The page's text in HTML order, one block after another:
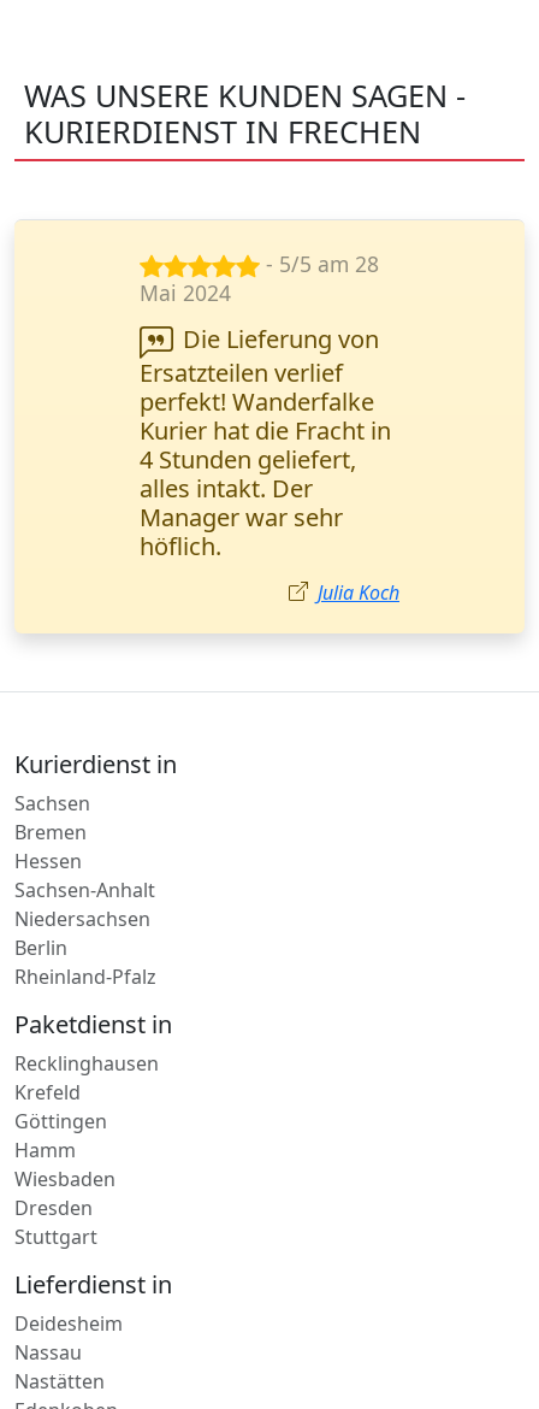
WAS UNSERE KUNDEN SAGEN -
KURIERDIENST IN FRECHEN
- 5/5 am 26
März 2024
Wanderfalke Kurier
hat meinen Tag
gerettet! Wichtige
Verträge wurden in 2
Stunden direkt ins
Büro geliefert. Alles
perfekt und schnell!
Sachsen
Bremen
Hessen
Sachsen-Anhalt
Niedersachsen
Berlin
Rheinland-Pfalz
Paketdienst in
Recklinghausen
Krefeld
Göttingen
Hamm
Wiesbaden
Dresden
Stuttgart
Lieferdienst in
Deidesheim
Nassau
Nastätten
Edenkoben